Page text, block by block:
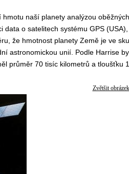
hmotu naší planety analýzou
data o satelitech systému GPS
že hmotnost planety Země je ve
astronomickou unií. Podle Harrise
průměr 70 tisíc kilometrů a tloušťku
Zvětšit obrázek